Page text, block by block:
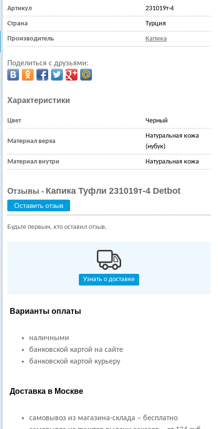
Артикул 231019т-4
Страна Турция
Производитель Капика
Поделиться с друзьями:
Характеристики
Цвет Черный
Материал верха
Натуральная кожа
(нубук)
Материал внутри Натуральная кожа
Отзывы - Капика Туфли 231019т-4 Detbot
Оставить отзыв
Будьте первым, кто оставил отзыв.
Узнать о доставке
Варианты оплаты
наличными
банковской картой на сайте
банковской картой курьеру
Доставка в Москве
самовывоз из магазина-склада – бесплатно